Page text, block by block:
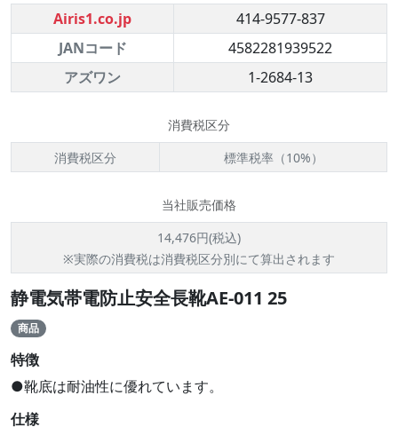
Airis1.co.jp
414-9577-837
JANコード
4582281939522
アズワン
1-2684-13
消費税区分
消費税区分
標準税率（10%）
当社販売価格
14,476円(税込)
※実際の消費税は消費税区分別にて算出されます
静電気帯電防止安全長靴AE-011 25
商品
特徴
●靴底は耐油性に優れています。
仕様